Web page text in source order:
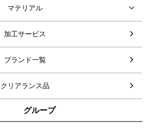
マテリアル
加工サービス
ブランド一覧
クリアランス品
グループ